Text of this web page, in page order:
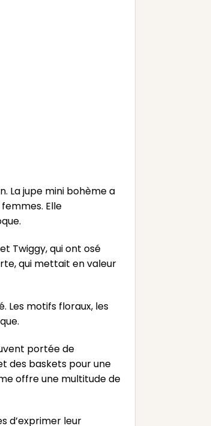
La jupe mini bohème a
Elle
Twiggy, qui ont osé
qui mettait en valeur
Les motifs floraux, les
portée de
des baskets pour une
offre une multitude de
d’exprimer leur